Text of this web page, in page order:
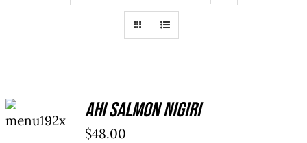
CART
/
Ahi Salmon Nigiri
$48.00